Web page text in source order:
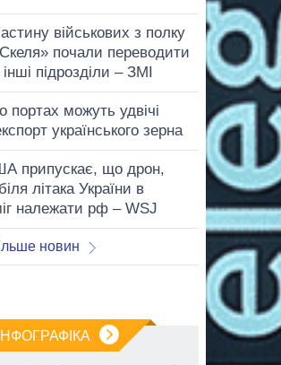
військових з полку
почали переводити
інші підрозділи – ЗМІ
можуть удвічі
українського зерна
припускає, що дрон,
літака України в
належати рф – WSJ
новин
ІНФОГРАФІКА